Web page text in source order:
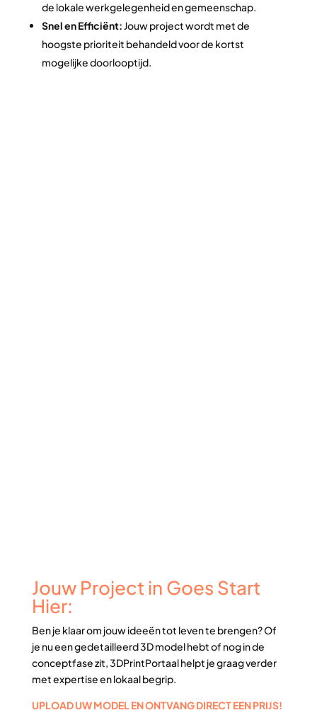
de lokale werkgelegenheid en gemeenschap.
Snel en Efficiënt:Jouw project wordt met de
hoogste prioriteit behandeld voor de kortst
mogelijke doorlooptijd.
Jouw Project in Goes Start
Hier:
Ben je klaar om jouw ideeën tot leven te brengen? Of
je nu een gedetailleerd 3D model hebt of nog in de
conceptfase zit, 3DPrintPortaal helpt je graag verder
met expertise en lokaal begrip.
UPLOAD UW MODEL EN ONTVANG DIRECT EEN PRIJS!